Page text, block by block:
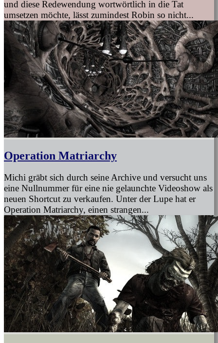
und diese Redewendung wortwörtlich in die Tat
umsetzen möchte, lässt zumindest Robin so nicht...
Operation Matriarchy
Michi gräbt sich durch seine Archive und versucht uns
eine Nullnummer für eine nie gelaunchte Videoshow als
neuen Shortcut zu verkaufen. Unter der Lupe hat er
Operation Matriarchy, einen strangen...